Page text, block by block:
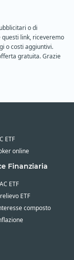
o di
link, riceveremo
o costi aggiuntivi.
gratuita. Grazie
ETF
online
Finanziaria
ETF
ETF
composto